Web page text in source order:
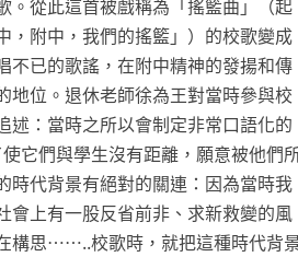
。從此這首被戲稱為「搖籃曲」（起
，附中，我們的搖籃」）的校歌變成
不已的歌謠，在附中精神的發揚和傳
地位。退休老師徐為王對當時參與校
述：當時之所以會制定非常口語化的
它們與學生沒有距離，願意被他們
時代背景有絕對的關連：因為當時我
會上有一股反省前非、求新救變的風
構思……..校歌時，就把這種時代背